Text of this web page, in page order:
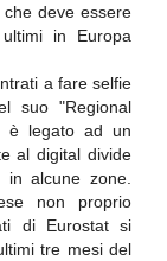
deve essere
in Europa
a fare selfie
suo "Regional
è legato ad un
al digital divide
alcune zone.
non proprio
di Eurostat si
tre mesi del